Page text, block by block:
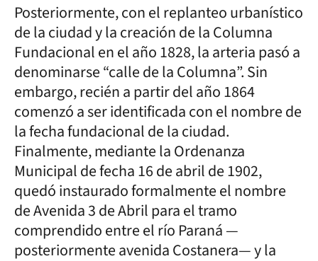
Posteriormente, con el replanteo urbanístico
de la ciudad y la creación de la Columna
Fundacional en el año 1828, la arteria pasó a
denominarse “calle de la Columna”. Sin
embargo, recién a partir del año 1864
comenzó a ser identificada con el nombre de
la fecha fundacional de la ciudad.
Finalmente, mediante la Ordenanza
Municipal de fecha 16 de abril de 1902,
quedó instaurado formalmente el nombre
de Avenida 3 de Abril para el tramo
comprendido entre el río Paraná —
posteriormente avenida Costanera— y la